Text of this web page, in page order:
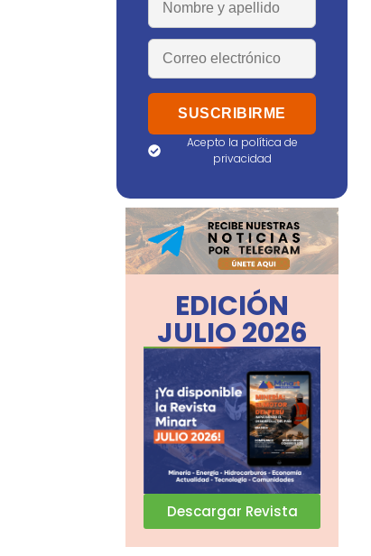
Acepto la política de
privacidad
EDICIÓN
JULIO 2026
Descargar Revista